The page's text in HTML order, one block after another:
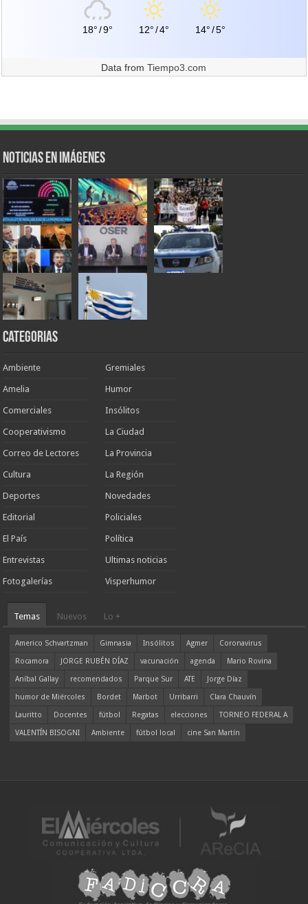
18°/9° 12°/4° 14°/5°
Data fromTiempo3.com
Noticias en Imágenes
Categorias
Ambiente
Amelia
Comerciales
Cooperativismo
Correo de Lectores
Cultura
Deportes
Editorial
El País
Entrevistas
Fotogalerías
Gremiales
Humor
Insólitos
La Ciudad
La Provincia
La Región
Novedades
Policiales
Política
Ultimas noticias
Visperhumor
Temas Nuevos Lo +
Americo Schvartzman Gimnasia Insólitos Agmer
Coronavirus
Rocamora
JORGE RUBÉN DÍAZ vacunación agenda
Mario Rovina
Aníbal Gallay
recomendados Parque Sur ATE
Jorge Díaz
humor de Miércoles
Bordet Marbot Urribarri
Clara Chauvín
Lauritto
Docentes fútbol Regatas elecciones
TORNEO FEDERAL A
VALENTÍN BISOGNI
Ambiente fútbol local cine San Martín